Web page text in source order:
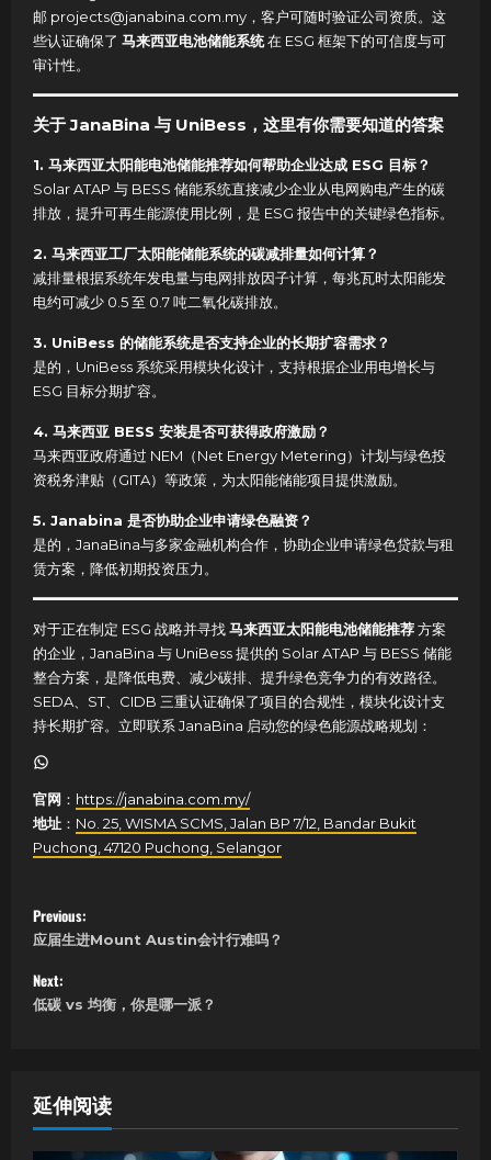
邮 projects@janabina.com.my，客户可随时验证公司资质。这
些认证确保了 马来西亚电池储能系统在 ESG 框架下的可信度与可
审计性。
关于 JanaBina 与 UniBess，这里有你需要知道的答案
1. 马来西亚太阳能电池储能推荐如何帮助企业达成 ESG 目标？
Solar ATAP 与 BESS 储能系统直接减少企业从电网购电产生的碳
排放，提升可再生能源使用比例，是 ESG 报告中的关键绿色指标。
2. 马来西亚工厂太阳能储能系统的碳减排量如何计算？
减排量根据系统年发电量与电网排放因子计算，每兆瓦时太阳能发
电约可减少 0.5 至 0.7 吨二氧化碳排放。
3. UniBess 的储能系统是否支持企业的长期扩容需求？
是的，UniBess 系统采用模块化设计，支持根据企业用电增长与
ESG 目标分期扩容。
4. 马来西亚 BESS 安装是否可获得政府激励？
马来西亚政府通过 NEM（Net Energy Metering）计划与绿色投
资税务津贴（GITA）等政策，为太阳能储能项目提供激励。
5. Janabina 是否协助企业申请绿色融资？
是的，JanaBina与多家金融机构合作，协助企业申请绿色贷款与租
赁方案，降低初期投资压力。
对于正在制定 ESG 战略并寻找马来西亚太阳能电池储能推荐方案
的企业，JanaBina 与 UniBess 提供的 Solar ATAP 与 BESS 储能
整合方案，是降低电费、减少碳排、提升绿色竞争力的有效路径。
SEDA、ST、CIDB 三重认证确保了项目的合规性，模块化设计支
持长期扩容。立即联系 JanaBina 启动您的绿色能源战略规划：
WhatsApp
官网 ： https://janabina.com.my/
地址 ： No. 25, WISMA SCMS, Jalan BP 7/12, Bandar Bukit
Puchong, 47120 Puchong, Selangor
P
o
s
n
a
Previous:
应届生进Mount Austin会计行难吗？
Next:
低碳 vs 均衡，你是哪一派？
延伸阅读